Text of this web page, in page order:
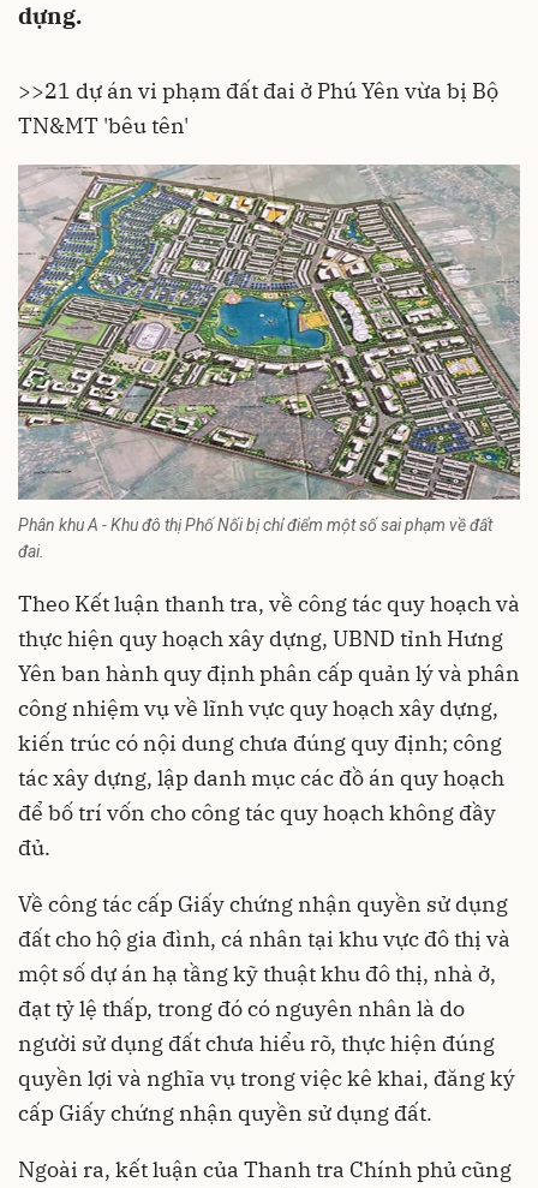
dựng.
>>21 dự án vi phạm đất đai ở Phú Yên vừa bị Bộ
TN&MT 'bêu tên'
Phân khu A - Khu đô thị Phố Nối bị chỉ điểm một số sai phạm về đất
đai.
Theo Kết luận thanh tra, về công tác quy hoạch và
thực hiện quy hoạch xây dựng, UBND tỉnh Hưng
Yên ban hành quy định phân cấp quản lý và phân
công nhiệm vụ về lĩnh vực quy hoạch xây dựng,
kiến trúc có nội dung chưa đúng quy định; công
tác xây dựng, lập danh mục các đồ án quy hoạch
để bố trí vốn cho công tác quy hoạch không đầy
đủ.
Về công tác cấp Giấy chứng nhận quyền sử dụng
đất cho hộ gia đình, cá nhân tại khu vực đô thị và
một số dự án hạ tầng kỹ thuật khu đô thị, nhà ở,
đạt tỷ lệ thấp, trong đó có nguyên nhân là do
người sử dụng đất chưa hiểu rõ, thực hiện đúng
quyền lợi và nghĩa vụ trong việc kê khai, đăng ký
cấp Giấy chứng nhận quyền sử dụng đất.
Ngoài ra, kết luận của Thanh tra Chính phủ cũng